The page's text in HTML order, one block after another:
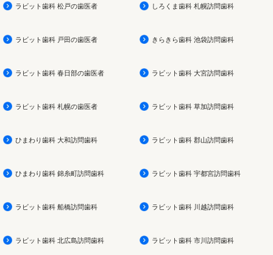
ラビット歯科 松戸の歯医者
ラビット歯科 戸田の歯医者
ラビット歯科 春日部の歯医者
ラビット歯科 札幌の歯医者
ひまわり歯科 大和訪問歯科
ひまわり歯科 錦糸町訪問歯科
ラビット歯科 船橋訪問歯科
ラビット歯科 北広島訪問歯科
しろくま歯科 札幌訪問歯科
きらきら歯科 池袋訪問歯科
ラビット歯科 大宮訪問歯科
ラビット歯科 草加訪問歯科
ラビット歯科 郡山訪問歯科
ラビット歯科 宇都宮訪問歯科
ラビット歯科 川越訪問歯科
ラビット歯科 市川訪問歯科